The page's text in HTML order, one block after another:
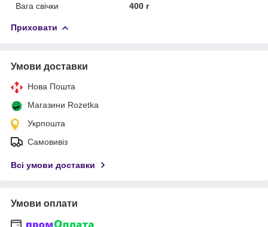
Вага свічки
400 г
Приховати
Умови доставки
Нова Пошта
Магазини Rozetka
Укрпошта
Самовивіз
Всі умови доставки
Умови оплати